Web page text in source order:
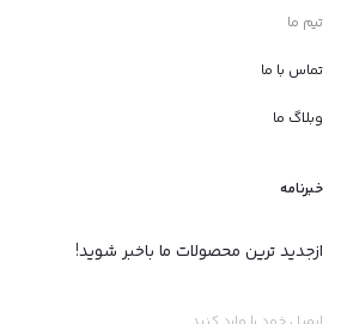
تیم ما
تماس با ما
وبلاگ ما
خبرنامه
ازجدید ترین محصولات ما باخبر شوید!